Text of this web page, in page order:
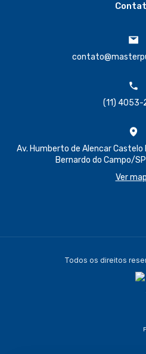
(11)
Av. Humberto de Alencar Castelo
Bernardo do Campo/
Ver
Todos os direitos